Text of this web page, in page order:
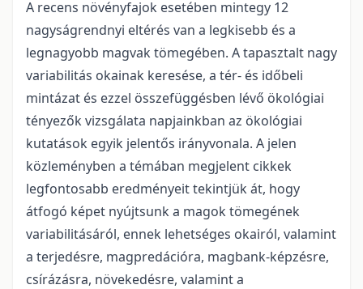
A recens növényfajok esetében mintegy 12
nagyságrendnyi eltérés van a legkisebb és a
legnagyobb magvak tömegében. A tapasztalt nagy
variabilitás okainak keresése, a tér- és időbeli
mintázat és ezzel összefüggésben lévő ökológiai
tényezők vizsgálata napjainkban az ökológiai
kutatások egyik jelentős irányvonala. A jelen
közleményben a témában megjelent cikkek
legfontosabb eredményeit tekintjük át, hogy
átfogó képet nyújtsunk a magok tömegének
variabilitásáról, ennek lehetséges okairól, valamint
a terjedésre, magpredációra, magbank-képzésre,
csírázásra, növekedésre, valamint a